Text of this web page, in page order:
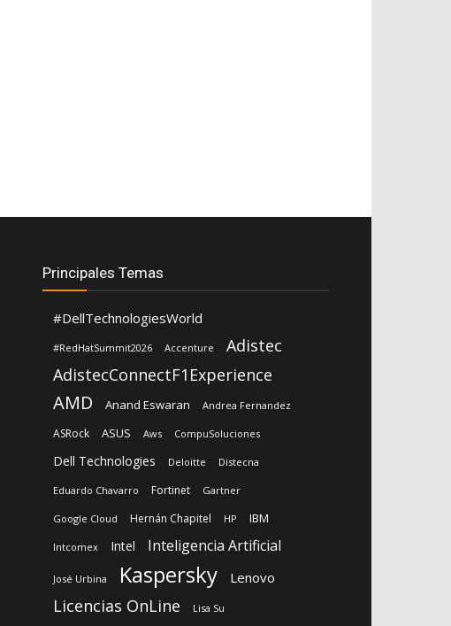
Principales Temas
#DellTechnologiesWorld
#RedHatSummit2026 Accenture
Adistec
AdistecConnectF1Experience
AMD Anand Eswaran Andrea Fernandez
ASRock ASUS Aws CompuSoluciones
Dell Technologies Deloitte Distecna
Eduardo Chavarro Fortinet Gartner
Google Cloud Hernán Chapitel HP IBM
Intcomex Intel Inteligencia Artificial
José Urbina Kaspersky Lenovo
Licencias OnLine Lisa Su